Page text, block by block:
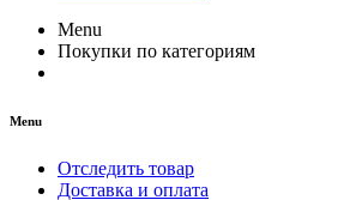
Menu
Покупки по категориям
Menu
Отследить товар
Доставка и оплата